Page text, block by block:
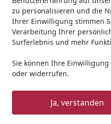
zu personalisieren und die
Ihrer Einwilligung stimmen
Verarbeitung Ihrer
Surferlebnis und mehr
Sie können Ihre
oder widerrufen.
Ja, verstanden
Startseite
Hund
Angebot